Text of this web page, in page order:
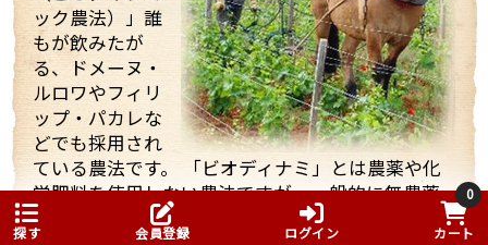
まず、着いて初めにマルシャンのヴィラージュクラス
の傑作ともいうべき、ワンランク上のブルゴーニュ・
ルージュ、「キュヴェ・アヴァロン」。
「キュヴェ・アヴァ
ック農法）」誰
もが飲みたが
る、ドメーヌ・
ルロワやフィリ
ップ・パカレな
どでも採用され
ている農法です。 「ビオディナミ」とは農薬や化
学肥料を使用しない農法ですが、一般的に無農薬
といわれる農法とはかなり異なります。
探す 会員登録 ログイン
0
カート